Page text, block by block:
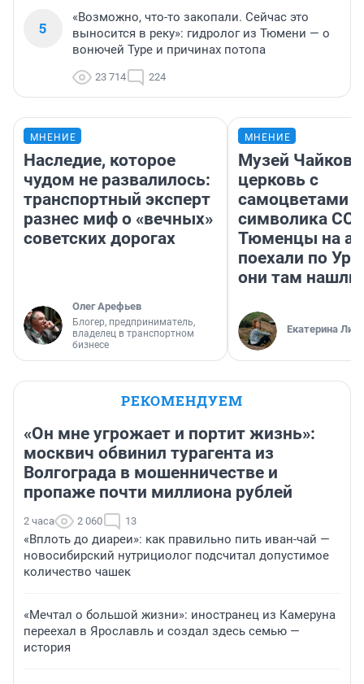
5
«Возможно, что-то закопали. Сейчас это
выносится в реку»: гидролог из Тюмени — о
вонючей Туре и причинах потопа
23 714 224
МНЕНИЕ
Наследие, которое
чудом не развалилось:
транспортный эксперт
разнес миф о «вечных»
советских дорогах
Олег Арефьев
Блогер, предприниматель,
владелец в транспортном
бизнесе
МНЕНИЕ
Музей
церковь с
самоцветами
символика
Тюменцы на
поехали по
они там нашли
Екатерина
РЕКОМЕНДУЕМ
«Он мне угрожает и портит жизнь»:
москвич обвинил турагента из
Волгограда в мошенничестве и
пропаже почти миллиона рублей
2 часа 2 060 13
«Вплоть до диареи»: как правильно пить иван-чай —
новосибирский нутрициолог подсчитал допустимое
количество чашек
«Мечтал о большой жизни»: иностранец из Камеруна
переехал в Ярославль и создал здесь семью —
история